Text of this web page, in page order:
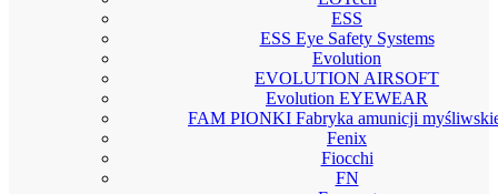
ESS
ESS Eye Safety Systems
Evolution
EVOLUTION AIRSOFT
Evolution EYEWEAR
FAM PIONKI Fabryka amunicji
Fenix
Fiocchi
FN